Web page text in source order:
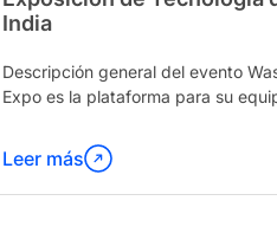
India
Descripción general del evento
Expo es la plataforma para su
Continúa
leyendo
Leer más